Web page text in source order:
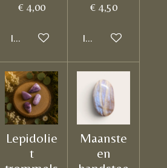
€ 4,00
In winkelwagen
€ 4,50
In winkelwagen
Lepidolie
t
Maanste
en